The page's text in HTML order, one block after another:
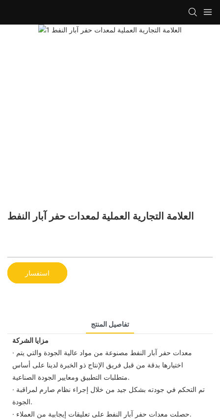
العلامة التجارية العملية لمعدات حفر آبار النفط
استفسار
تفاصيل المنتج
مزايا الشركة
· معدات حفر آبار النفط مصنوعة من مواد عالية الجودة والتي يتم
اختيارها بدقة من قبل فريق الإنتاج ذو الخبرة لدينا على أساس
متطلبات التطبيق ومعايير الجودة الصناعية.
· تم التحكم في جودته بشكل جيد من خلال إجراء نظام صارم لمراقبة
الجودة.
· حصلت معدات حفر آبار النفط على تعليقات إيجابية من العملاء.